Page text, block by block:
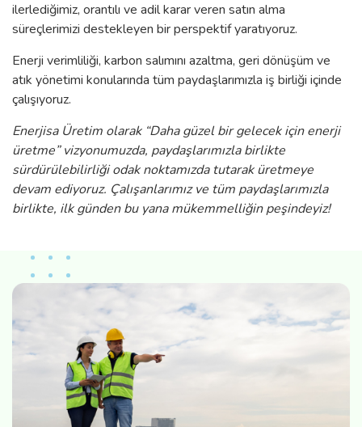
ilerlediğimiz, orantılı ve adil karar veren satın alma
süreçlerimizi destekleyen bir perspektif yaratıyoruz.
Enerji verimliliği, karbon salımını azaltma, geri dönüşüm ve
atık yönetimi konularında tüm paydaşlarımızla iş birliği içinde
çalışıyoruz.
Enerjisa Üretim olarak “Daha güzel bir gelecek için enerji
üretme” vizyonumuzda, paydaşlarımızla birlikte
sürdürülebilirliği odak noktamızda tutarak üretmeye
devam ediyoruz. Çalışanlarımız ve tüm paydaşlarımızla
birlikte, ilk günden bu yana mükemmelliğin peşindeyiz!